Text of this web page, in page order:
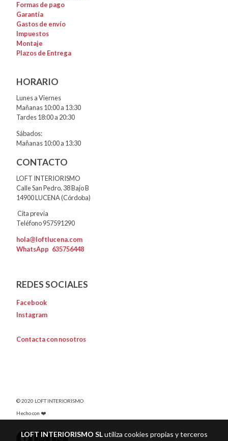
Formas de pago
Garantía
Gastos de envío
Impuestos
Montaje
Plazos de Entrega
HORARIO
Lunes a Viernes
Mañanas 10:00 a 13:30
Tardes 18:00 a 20:30
Sábados:
Mañanas 10:00 a 13:30
CONTACTO
LOFT INTERIORISMO
Calle San Pedro, 38 Bajo B
14900 LUCENA (Córdoba)
Cita previa
Teléfono 957591290
hola@loftlucena.com
WhatsApp 635756448
REDES SOCIALES
Facebook
Instagram
Contacta con nosotros
© 2020 LOFT INTERIORISMO
Hecho con ❤️
LOFT INTERIORISMO SLutiliza cookies propias y terceros